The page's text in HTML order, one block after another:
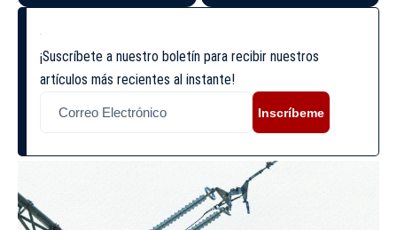
¡Suscríbete a nuestro boletín para recibir nuestros
artículos más recientes al instante!
Inscríbeme